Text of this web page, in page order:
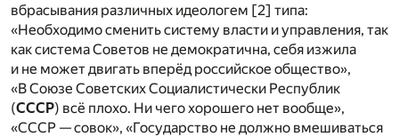
вбрасывания различных идеологем [2] типа:
«Необходимо сменить систему власти и управления, так
как система Советов не демократична, себя изжила
и не может двигать вперёд российское общество»,
«В Союзе Советских Социалистически Республик
(СССР) всё плохо. Ни чего хорошего нет вообще»,
«СССР — совок», «Государство не должно вмешиваться